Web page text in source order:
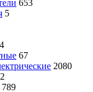
653
5
67
2080
789